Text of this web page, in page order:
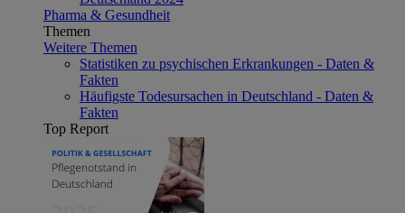
Pharma & Gesundheit
Themen
Weitere Themen
Statistiken zu psychischen Erkrankungen - Daten &
Fakten
Häufigste Todesursachen in Deutschland - Daten &
Fakten
Top Report